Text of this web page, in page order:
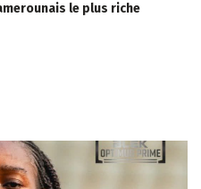
le plus riche